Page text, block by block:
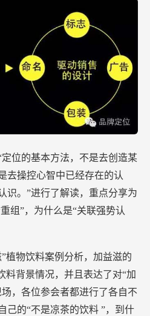
位的基本方法，不是去创造某
去操控心智中已经存在的认
识。”进行了解读，重点分享为
组”，为什么是“关联强势认
植物饮料案例分析，加益滋的
料背景情况，并且表达了对“加
，各位参会者都进行了各自不
己的“不是凉茶的饮料 ”，到什